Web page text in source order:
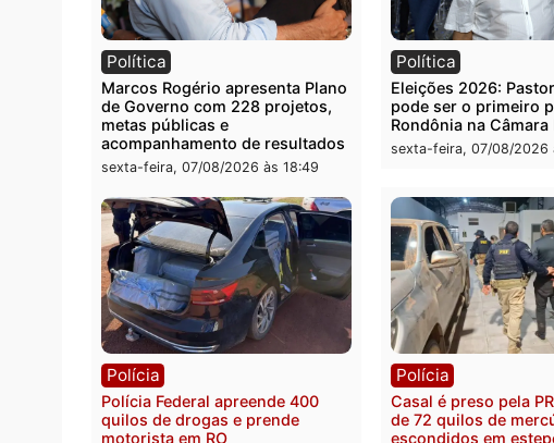
Você também vai
Política
Marcos Rogério apresenta Plano
de Governo com 228 projetos,
metas públicas e
acompanhamento de resultados
sexta-feira, 07/08/2026 às 18:49
Política
Eleições
pode ser o
Rondônia na
sexta-feira, 07/